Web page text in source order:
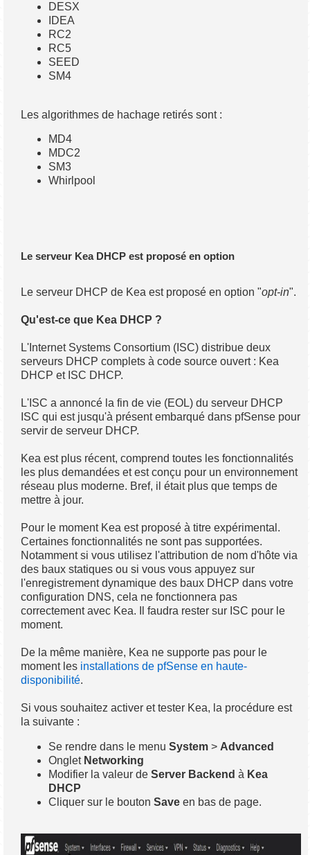
DESX
IDEA
RC2
RC5
SEED
SM4
Les algorithmes de hachage retirés sont :
MD4
MDC2
SM3
Whirlpool
Le serveur Kea DHCP est proposé en option
Le serveur DHCP de Kea est proposé en option "opt-in".
Qu'est-ce que Kea DHCP ?
L'Internet Systems Consortium (ISC) distribue deux
serveurs DHCP complets à code source ouvert : Kea
DHCP et ISC DHCP.
L'ISC a annoncé la fin de vie (EOL) du serveur DHCP
ISC qui est jusqu'à présent embarqué dans pfSense pour
servir de serveur DHCP.
Kea est plus récent, comprend toutes les fonctionnalités
les plus demandées et est conçu pour un environnement
réseau plus moderne. Bref, il était plus que temps de
mettre à jour.
Pour le moment Kea est proposé à titre expérimental.
Certaines fonctionnalités ne sont pas supportées.
Notamment si vous utilisez l'attribution de nom d'hôte via
des baux statiques ou si vous vous appuyez sur
l'enregistrement dynamique des baux DHCP dans votre
configuration DNS, cela ne fonctionnera pas
correctement avec Kea. Il faudra rester sur ISC pour le
moment.
De la même manière, Kea ne supporte pas pour le
moment les installations de pfSense en haute-
disponibilité.
Si vous souhaitez activer et tester Kea, la procédure est
la suivante :
Se rendre dans le menuSystem > Advanced
Onglet Networking
Modifier la valeur deServer Backend à Kea
DHCP
Cliquer sur le boutonSave en bas de page.